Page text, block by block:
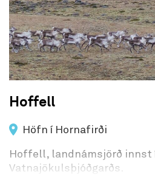
Hoffell
Höfn í Hornafirði
Hoffell, landnámsjörð innst
Vatnajökulsþjóðgarðs.